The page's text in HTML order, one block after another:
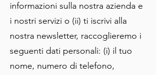
informazioni sulla nostra azienda e
i nostri servizi o (ii) ti iscrivi alla
nostra newsletter, raccoglieremo i
seguenti dati personali: (i) il tuo
nome, numero di telefono,